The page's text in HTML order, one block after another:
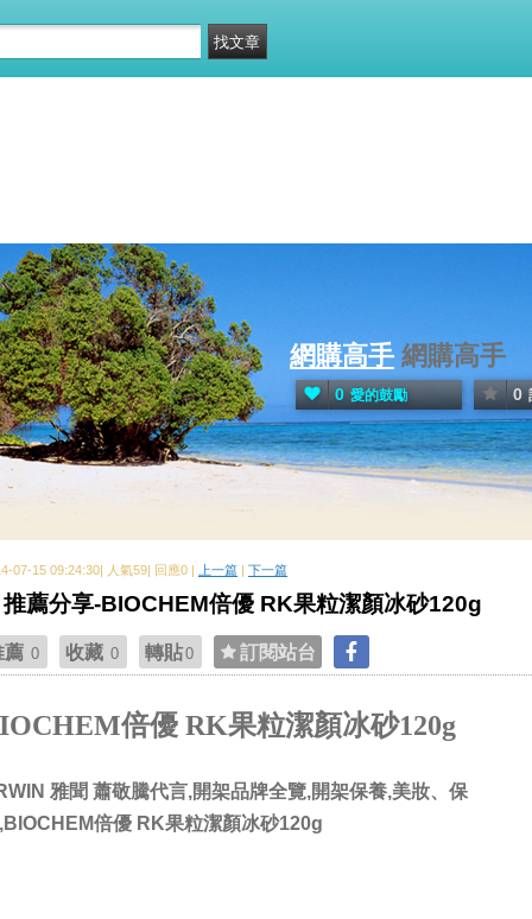
網購高手 網購高手
0 愛的鼓勵 0
07-15 09:24:30| 人氣59| 回應0 | 上一篇 | 下一篇
推薦分享-BIOCHEM倍優 RK果粒潔顏冰砂120g
薦 0 收藏 0 轉貼0 訂閱站台
倍優 RK果粒潔顏冰砂120g
雅聞 蕭敬騰代言,開架品牌全覽,開架保養,美妝、保
倍優 RK果粒潔顏冰砂120g